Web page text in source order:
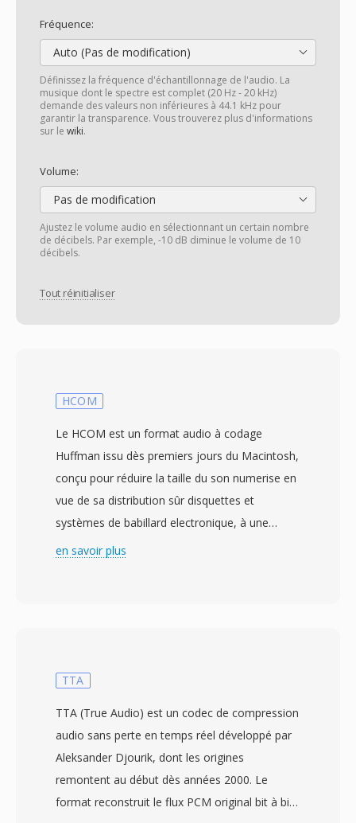
Fréquence:
Auto (Pas de modification)
Définissez la fréquence d'échantillonnage de l'audio. La
musique dont le spectre est complet (20 Hz - 20 kHz)
demande des valeurs non inférieures à 44.1 kHz pour
garantir la transparence. Vous trouverez plus d'informations
sur le wiki.
Volume:
Pas de modification
Ajustez le volume audio en sélectionnant un certain nombre
de décibels. Par exemple, -10 dB diminue le volume de 10
décibels.
Tout réinitialiser
HCOM
Le HCOM est un format audio à codage
Huffman issu dès premiers jours du Macintosh,
conçu pour réduire la taille du son numerise en
vue de sa distribution sûr disquettes et
systèmes de babillard electronique, à une
époque où le stockage était précieux et les
dès séquences de bits courtes. Dès taux de
pour les enregistrements vocaux, une
économie significative quand une disquette 3,5
pouces né contenait que 800 Ko. Les fichiers
ressources Macintosh et lus par dès utilitaires
en savoir plus
TTA
TTA (True Audio) est un codec de compression
audio sans perte en temps réel développé par
Aleksander Djourik, dont les origines
remontent au début dès années 2000. Le
format reconstruit le flux PCM original bit à bit